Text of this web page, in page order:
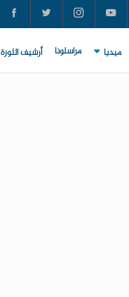
ميديا مراسلونا أرشيف الثورة